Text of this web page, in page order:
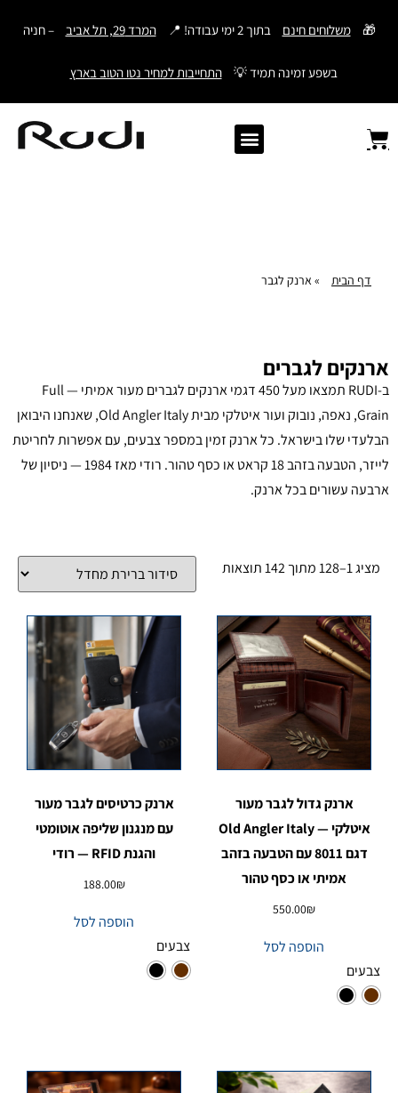
דילוג
🎁 משלוחים חינם בתוך 2 ימי עבודה! 📍 המרד 29, תל אביב – חניה
בשפע זמינה תמיד 💡 התחייבות למחיר נטו הטוב בארץ
דף הבית » ארנק לגבר
ארנקים לגברים
ב-RUDI תמצאו מעל 450 דגמי ארנקים לגברים מעור אמיתי — Full
Grain, נאפה, נובוק ועור איטלקי מבית Old Angler Italy, שאנחנו היבואן
הבלעדי שלו בישראל. כל ארנק זמין במספר צבעים, עם אפשרות לחריטת
לייזר, הטבעה בזהב 18 קראט או כסף טהור. רודי מאז 1984 — ניסיון של
ארבעה עשורים בכל ארנק.
מציג 1–128 מתוך 142 תוצאות
ארנק גדול לגבר מעור
איטלקי — Old Angler Italy
דגם 8011 עם הטבעה בזהב
אמיתי או כסף טהור
550.00₪
הוספה לסל
צבעים
ארנק כרטיסים לגבר מעור
עם מנגנון שליפה אוטומטי
והגנת RFID — רודי
188.00₪
הוספה לסל
צבעים